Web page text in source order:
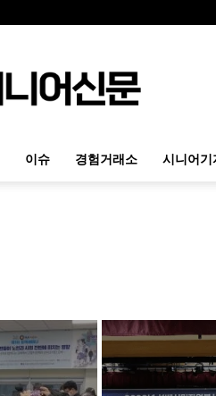
시
이슈 경험거래소 시니어기